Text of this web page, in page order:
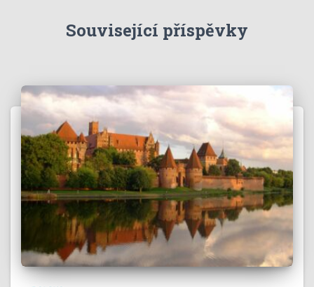
Související příspěvky